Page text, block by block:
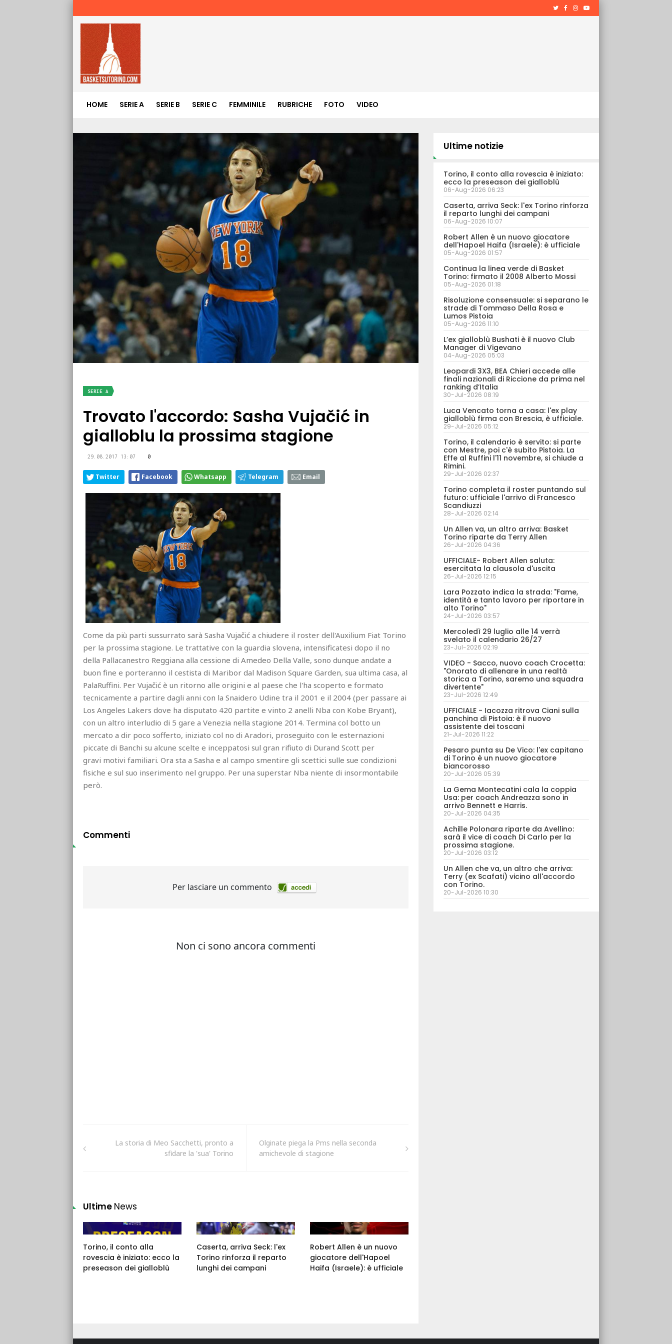
HOME SERIE A SERIE B SERIE C FEMMINILE RUBRICHE FOTO VIDEO
SERIE A
Trovato l'accordo: Sasha Vujačić in
gialloblu la prossima stagione
29.08.2017 13:07 0
Twitter Facebook Whatsapp Telegram Email
Come da più parti sussurrato sarà Sasha Vujačić a chiudere il roster dell'Auxilium Fiat Torino
per la prossima stagione. Le trattative con la guardia slovena, intensificatesi dopo il no
della Pallacanestro Reggiana alla cessione di Amedeo Della Valle, sono dunque andate a
buon fine e porteranno il cestista di Maribor dal Madison Square Garden, sua ultima casa, al
PalaRuffini. Per Vujačić è un ritorno alle origini e al paese che l'ha scoperto e formato
tecnicamente a partire dagli anni con la Snaidero Udine tra il 2001 e il 2004 (per passare ai
Los Angeles Lakers dove ha disputato 420 partite e vinto 2 anelli Nba con Kobe Bryant),
con un altro interludio di 5 gare a Venezia nella stagione 2014. Termina col botto un
mercato a dir poco sofferto, iniziato col no di Aradori, proseguito con le esternazioni
piccate di Banchi su alcune scelte e inceppatosi sul gran rifiuto di Durand Scott per
gravi motivi familiari. Ora sta a Sasha e al campo smentire gli scettici sulle sue condizioni
fisiche e sul suo inserimento nel gruppo. Per una superstar Nba niente di insormontabile
però.
Commenti
La storia di Meo Sacchetti, pronto a
sfidare la 'sua' Torino
Olginate piega la Pms nella seconda
amichevole di stagione
Ultime News
Torino, il conto alla
rovescia è iniziato: ecco la
preseason dei gialloblù
Caserta, arriva Seck: l'ex
Torino rinforza il reparto
lunghi dei campani
Robert Allen è un nuovo
giocatore dell'Hapoel
Haifa (Israele): è ufficiale
Ultime notizie
Torino, il conto alla rovescia è iniziato:
ecco la preseason dei gialloblù
06-Aug-2026 06:23
Caserta, arriva Seck: l'ex Torino rinforza
il reparto lunghi dei campani
06-Aug-2026 10:07
Robert Allen è un nuovo giocatore
dell'Hapoel Haifa (Israele): è ufficiale
05-Aug-2026 01:57
Continua la linea verde di Basket
Torino: firmato il 2008 Alberto Mossi
05-Aug-2026 01:18
Risoluzione consensuale: si separano le
strade di Tommaso Della Rosa e
Lumos Pistoia
05-Aug-2026 11:10
L’ex gialloblù Bushati è il nuovo Club
Manager di Vigevano
04-Aug-2026 05:03
Leopardi 3X3, BEA Chieri accede alle
finali nazionali di Riccione da prima nel
ranking d’Italia
30-Jul-2026 08:19
Luca Vencato torna a casa: l'ex play
gialloblù firma con Brescia, è ufficiale.
29-Jul-2026 05:12
Torino, il calendario è servito: si parte
con Mestre, poi c'è subito Pistoia. La
Effe al Ruffini l'11 novembre, si chiude a
Rimini.
29-Jul-2026 02:37
Torino completa il roster puntando sul
futuro: ufficiale l'arrivo di Francesco
Scandiuzzi
28-Jul-2026 02:14
Un Allen va, un altro arriva: Basket
Torino riparte da Terry Allen
26-Jul-2026 04:36
UFFICIALE- Robert Allen saluta:
esercitata la clausola d'uscita
26-Jul-2026 12:15
Lara Pozzato indica la strada: "Fame,
identità e tanto lavoro per riportare in
alto Torino"
24-Jul-2026 03:57
Mercoledì 29 luglio alle 14 verrà
svelato il calendario 26/27
23-Jul-2026 02:19
VIDEO - Sacco, nuovo coach Crocetta:
"Onorato di allenare in una realtà
storica a Torino, saremo una squadra
divertente"
23-Jul-2026 12:49
UFFICIALE - Iacozza ritrova Ciani sulla
panchina di Pistoia: è il nuovo
assistente dei toscani
21-Jul-2026 11:22
Pesaro punta su De Vico: l'ex capitano
di Torino è un nuovo giocatore
biancorosso
20-Jul-2026 05:39
La Gema Montecatini cala la coppia
Usa: per coach Andreazza sono in
arrivo Bennett e Harris.
20-Jul-2026 04:35
Achille Polonara riparte da Avellino:
sarà il vice di coach Di Carlo per la
prossima stagione.
20-Jul-2026 03:12
Un Allen che va, un altro che arriva:
Terry (ex Scafati) vicino all'accordo
con Torino.
20-Jul-2026 10:30